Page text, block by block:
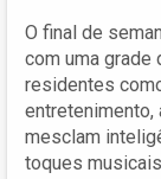
O final de
com uma grade
residentes
entretenimento,
mesclam
toques